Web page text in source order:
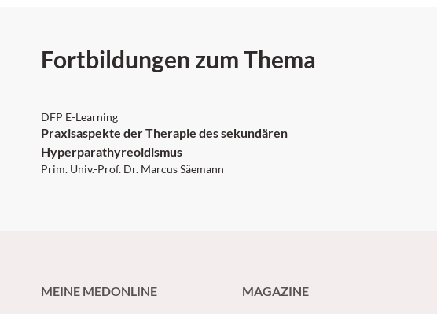
Urologie.
Fortbildungen zum Thema
DFP: 2 Punkte
DFP E-Learning
Praxisaspekte der Therapie des sekundären
Hyperparathyreoidismus
Prim. Univ.-Prof. Dr. Marcus Säemann
MEINE MEDONLINE MAGAZINE